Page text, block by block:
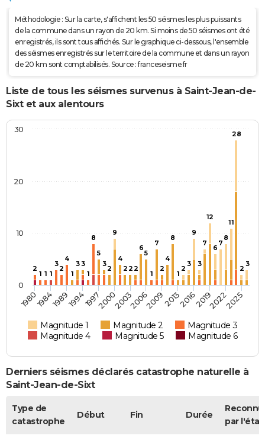
Méthodologie : Sur la carte, s'affichent les 50 séismes les plus puissants
de la commune dans un rayon de 20 km. Si moins de 50 séismes ont été
enregistrés, ils sont tous affichés. Sur le graphique ci-dessous, l'ensemble
des séismes enregistrés sur le territoire de la commune et dans un rayon
de 20 km sont comptabilisés. Source : franceseisme.fr
Liste de tous les séismes survenus à Saint-Jean-de-
Sixt et aux alentours
2
1 1 1
3
2
4
1
33
1
8
5
3
2
9
4
2 2 2
6
5
1
7
2
4
8
1
2
3
9
3
7
12
6
7
8
11
28
2
3
Magnitude 1 Magnitude 2
Magnitude 3
Magnitude 4
Magnitude 5 Magnitude 6
19801984198919941997200020032006200920132016201920222025
0
10
20
30
Derniers séismes déclarés catastrophe naturelle à
Saint-Jean-de-Sixt
Type de
catastrophe
Début Fin Durée
par l'état